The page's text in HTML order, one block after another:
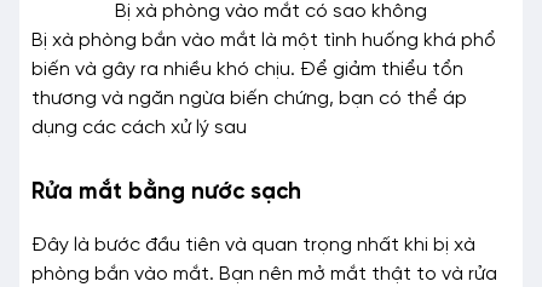
Bị xà phòng vào mắt có sao không
Bị xà phòng bắn vào mắt là một tình huống khá phổ
biến và gây ra nhiều khó chịu. Để giảm thiểu tổn
thương và ngăn ngừa biến chứng, bạn có thể áp
dụng các cách xử lý sau
Rửa mắt bằng nước sạch
Đây là bước đầu tiên và quan trọng nhất khi bị xà
phòng bắn vào mắt. Bạn nên mở mắt thật to và rửa